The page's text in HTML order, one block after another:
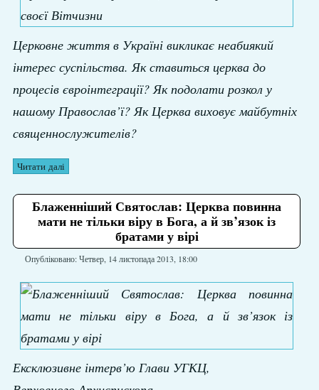
Церковне життя в Україні викликає неабиякий
інтерес суспільства. Як ставиться церква до
процесів євроінтеграції? Як подолати розкол у
нашому Православ’ї? Як Церква виховує майбутніх
священнослужителів?
Читати далі
Блаженніший Святослав: Церква повинна
мати не тільки віру в Бога, а й зв’язок із
братами у вірі
Опубліковано: Четвер, 14 листопада 2013, 18:00
Ексклюзивне інтерв’ю Глави УГКЦ,